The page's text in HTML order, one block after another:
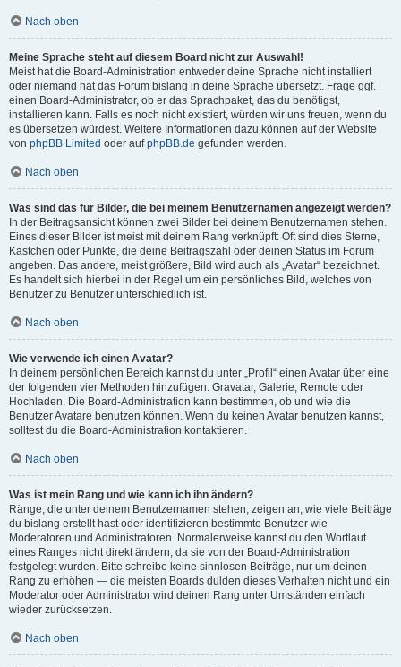
Nach oben
Meine Sprache steht auf diesem Board nicht zur Auswahl!
Meist hat die Board-Administration entweder deine Sprache nicht installiert
oder niemand hat das Forum bislang in deine Sprache übersetzt. Frage ggf.
einen Board-Administrator, ob er das Sprachpaket, das du benötigst,
installieren kann. Falls es noch nicht existiert, würden wir uns freuen, wenn du
es übersetzen würdest. Weitere Informationen dazu können auf der Website
von phpBB Limited oder aufphpBB.de gefunden werden.
Nach oben
Was sind das für Bilder, die bei meinem Benutzernamen angezeigt werden?
In der Beitragsansicht können zwei Bilder bei deinem Benutzernamen stehen.
Eines dieser Bilder ist meist mit deinem Rang verknüpft: Oft sind dies Sterne,
Kästchen oder Punkte, die deine Beitragszahl oder deinen Status im Forum
angeben. Das andere, meist größere, Bild wird auch als „Avatar“ bezeichnet.
Es handelt sich hierbei in der Regel um ein persönliches Bild, welches von
Benutzer zu Benutzer unterschiedlich ist.
Nach oben
Wie verwende ich einen Avatar?
In deinem persönlichen Bereich kannst du unter „Profil“ einen Avatar über eine
der folgenden vier Methoden hinzufügen: Gravatar, Galerie, Remote oder
Hochladen. Die Board-Administration kann bestimmen, ob und wie die
Benutzer Avatare benutzen können. Wenn du keinen Avatar benutzen kannst,
solltest du die Board-Administration kontaktieren.
Nach oben
Was ist mein Rang und wie kann ich ihn ändern?
Ränge, die unter deinem Benutzernamen stehen, zeigen an, wie viele Beiträge
du bislang erstellt hast oder identifizieren bestimmte Benutzer wie
Moderatoren und Administratoren. Normalerweise kannst du den Wortlaut
eines Ranges nicht direkt ändern, da sie von der Board-Administration
festgelegt wurden. Bitte schreibe keine sinnlosen Beiträge, nur um deinen
Rang zu erhöhen — die meisten Boards dulden dieses Verhalten nicht und ein
Moderator oder Administrator wird deinen Rang unter Umständen einfach
wieder zurücksetzen.
Nach oben